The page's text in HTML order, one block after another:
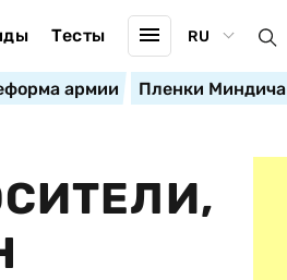
Тесты RU
армии Пленки Миндича